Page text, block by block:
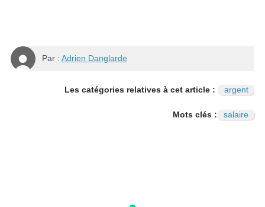
Par : Adrien Danglarde
Les catégories relatives à cet article : argent
Mots clés : salaire